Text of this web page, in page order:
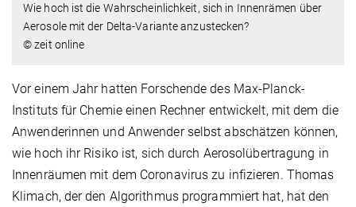
Wie hoch ist die Wahrscheinlichkeit, sich in Innenrämen über
Aerosole mit der Delta-Variante anzustecken?
© zeit online
Vor einem Jahr hatten Forschende des Max-Planck-
Instituts für Chemie einen Rechner entwickelt, mit dem die
Anwenderinnen und Anwender selbst abschätzen können,
wie hoch ihr Risiko ist, sich durch Aerosolübertragung in
Innenräumen mit dem Coronavirus zu infizieren. Thomas
Klimach, der den Algorithmus programmiert hat, hat den